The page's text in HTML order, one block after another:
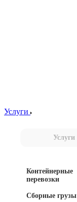
Услуги
Услуги
Контейнерные
перевозки
Сборные грузы